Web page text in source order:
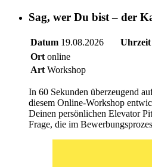
Sag, wer Du bist – der
Datum 19.08.2026 Uhrzeit
Ort online
Art Workshop
In 60 Sekunden überzeugend
diesem Online-Workshop
Deinen persönlichen Elevator
Frage, die im